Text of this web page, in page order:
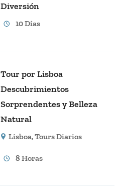
Diversión
10 Días
Tour por Lisboa
Descubrimientos
Sorprendentes y Belleza
Natural
Lisboa,Tours Diarios
8 Horas